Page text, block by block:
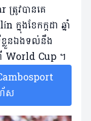
ត្រូវបានគេ
ងខែកក្កដា ឆ្នាំ
លួនឯងទល់នឹង
World Cup ។
ស